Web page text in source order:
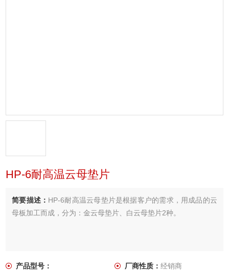
HP-6耐高温云母垫片
简要描述： HP-6耐高温云母垫片是根据客户的需求，用成品的云
母板加工而成，分为：金云母垫片、白云母垫片2种。
产品型号： 厂商性质： 经销商